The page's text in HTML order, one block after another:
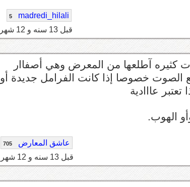
madredi_hilali
5
قبل 13 سنه و 12 شهر
كثيره آطلعها من المعرض وهي أصفاار
خصوصا إذا كانت الفرامل جديدة أو
عااادية
الهوب.
عاشق المعارض 705
قبل 13 سنه و 12 شهر